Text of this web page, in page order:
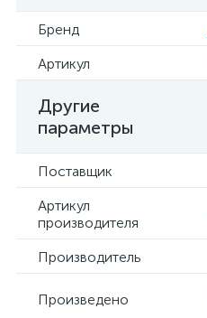
Бренд
Артикул
Другие
параметры
Поставщик
Артикул
производителя
Производитель
Произведено